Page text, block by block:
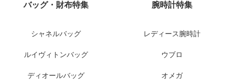
バッグ・財布特集
シャネルバッグ
ルイヴィトンバッグ
ディオールバッグ
腕時計特集
レディース腕時計
ウブロ
オメガ